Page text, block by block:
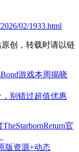
02/1933.html
创，转载时请以链
游戏本周揭晓
别错过超值优惠
官
版资源+动态